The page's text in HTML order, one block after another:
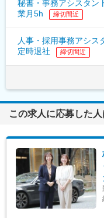
秘書・事務アシスタン
業月5h
締切間近
人事・採用事務アシス
定時退社
締切間近
この求人に応募した